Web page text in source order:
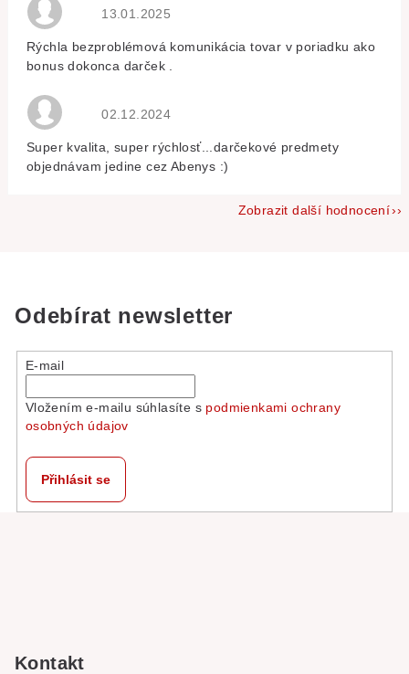
Hodnocení obchodu je 5 z 5 hvězdiček.
13.01.2025
Rýchla bezproblémová komunikácia tovar v poriadku ako
bonus dokonca darček .
Hodnocení obchodu je 5 z 5 hvězdiček.
02.12.2024
Super kvalita, super rýchlosť...darčekové predmety
objednávam jedine cez Abenys :)
Zobrazit další hodnocení
Odebírat newsletter
E-mail
Vložením e-mailu súhlasíte s podmienkami ochrany
osobných údajov
Přihlásit se
Kontakt